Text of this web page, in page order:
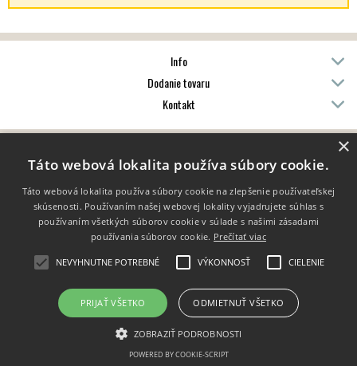
Info
Dodanie tovaru
Kontakt
Copyright 2014 - 2026 © Porta libri Vytvárame e-shopy - Atomer.sk
×
Táto webová lokalita používa súbory cookie.
Táto webová lokalita používa súbory cookie na zlepšenie používateľskej
skúsenosti. Používaním našej webovej lokality vyjadrujete súhlas s
používaním všetkých súborov cookie v súlade s našimi zásadami
používania súborov cookie. Prečítať viac
NEVYHNUTNE POTREBNÉ VÝKONNOSŤ CIELENIE
PRIJAŤ VŠETKO ODMIETNUŤ VŠETKO
ZOBRAZIŤ PODROBNOSTI
POWERED BY COOKIE-SCRIPT